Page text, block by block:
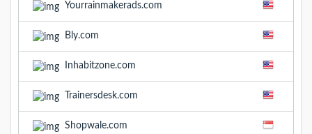
Yourrainmakerads.com
Bly.com
Inhabitzone.com
Trainersdesk.com
Shopwale.com